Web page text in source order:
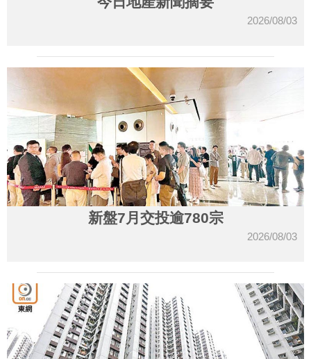
2026/08/03
新盤7月交投逾780宗
2026/08/03